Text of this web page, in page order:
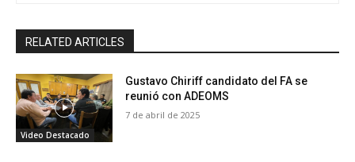
RELATED ARTICLES
Video Destacado
Gustavo Chiriff candidato del FA se
reunió con ADEOMS
7 de abril de 2025